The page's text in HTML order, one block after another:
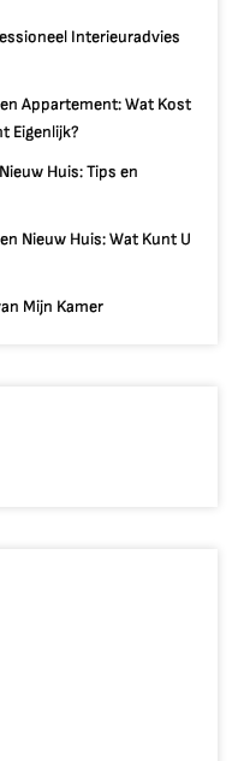
Interieuradvies
Appartement: Wat Kost
Eigenlijk?
Huis: Tips en
Nieuw Huis: Wat Kunt U
Mijn Kamer